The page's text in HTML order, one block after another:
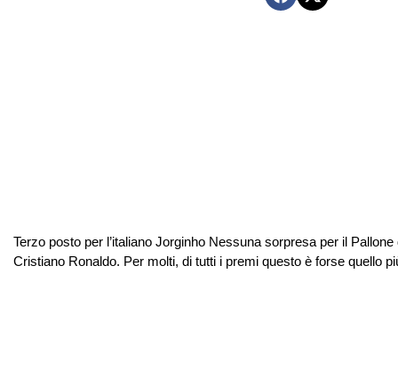
Terzo posto per l’italiano Jorginho Nessuna sorpresa per il
Cristiano Ronaldo. Per molti, di tutti i premi questo è forse quello